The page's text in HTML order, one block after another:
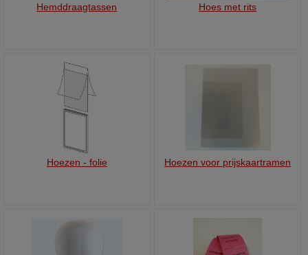
Hemddraagtassen Hoes met rits
Hoezen - folie Hoezen voor prijskaartramen